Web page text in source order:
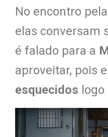
No encontro
elas conversam
é falado para a
aproveitar, pois
esquecidos logo